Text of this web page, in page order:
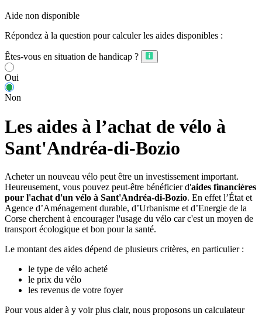
Aide non disponible
Répondez à la question pour calculer les aides disponibles :
Êtes-vous en situation de handicap ?
Oui
Non
Les aides à l’achat de vélo à
Sant'Andréa-di-Bozio
Acheter un nouveau vélo peut être un investissement important.
Heureusement, vous pouvez peut-être bénéficier d'aides financières
pour l'achat d'un vélo à Sant'Andréa-di-Bozio. En effet l’État et
Agence d’Aménagement durable, d’Urbanisme et d’Energie de la
Corse cherchent à encourager l'usage du vélo car c'est un moyen de
transport écologique et bon pour la santé.
Le montant des aides dépend de plusieurs critères, en particulier :
le type de vélo acheté
le prix du vélo
les revenus de votre foyer
Pour vous aider à y voir plus clair, nous proposons un calculateur